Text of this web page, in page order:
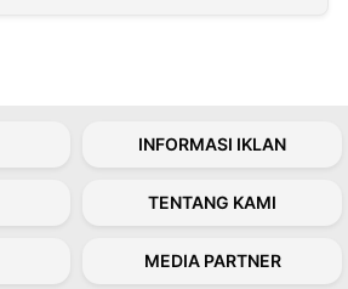
INFORMASI IKLAN
TENTANG KAMI
MEDIA PARTNER